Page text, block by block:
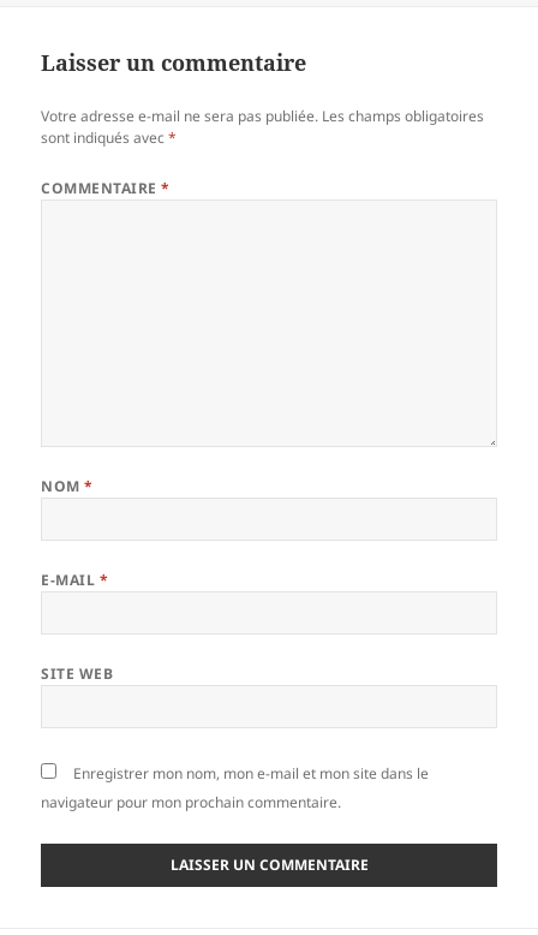
Laisser un commentaire
Votre adresse e-mail ne sera pas publiée. Les champs obligatoires
sont indiqués avec*
COMMENTAIRE*
NOM*
E-MAIL *
SITE WEB
Enregistrer mon nom, mon e-mail et mon site dans le
navigateur pour mon prochain commentaire.